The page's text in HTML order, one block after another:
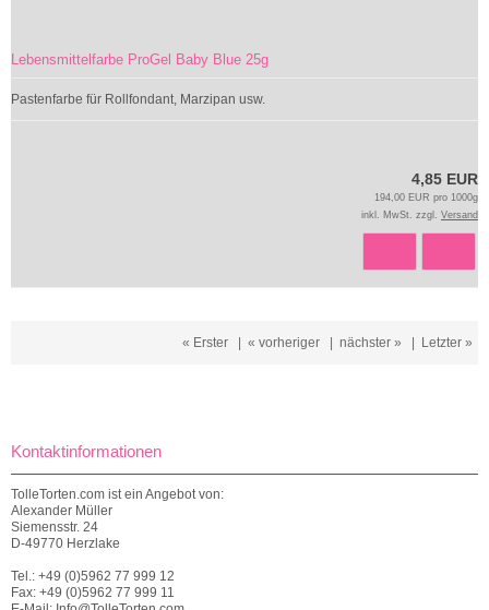
Lebensmittelfarbe ProGel Baby Blue 25g
Pastenfarbe für Rollfondant, Marzipan usw.
4,85 EUR
194,00 EUR pro 1000g
inkl. MwSt. zzgl. Versand
« Erster « vorheriger nächster » Letzter »
Kontaktinformationen
TolleTorten.com ist ein Angebot von:
Alexander Müller
Siemensstr. 24
D-49770 Herzlake
Tel.: +49 (0)5962 77 999 12
Fax: +49 (0)5962 77 999 11